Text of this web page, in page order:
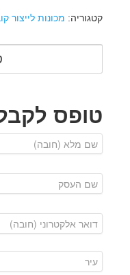
קטגוריה: מכונות לייצור
טופס